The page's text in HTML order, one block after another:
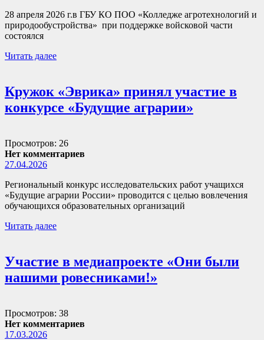
28 апреля 2026 г.в ГБУ КО ПОО «Колледже агротехнологий и
природообустройства» при поддержке войсковой части
состоялся
Читать далее
Кружок «Эврика» принял участие в
конкурсе «Будущие аграрии»
Просмотров: 26
Нет комментариев
27.04.2026
Региональный конкурс исследовательских работ учащихся
«Будущие аграрии России» проводится с целью вовлечения
обучающихся образовательных организаций
Читать далее
Участие в медиапроекте «Они были
нашими ровесниками!»
Просмотров: 38
Нет комментариев
17.03.2026